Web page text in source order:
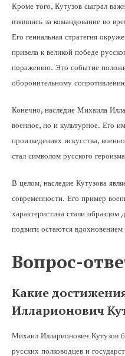
Кроме того, Кутузов сыграл
взявшись за командование во
Его гениальная стратегия
привела к великой победе
поражению. Это событие
оборонительному
Конечно, наследие Михаила
военное, но и культурное. Его
произведениях искусства,
стал символом русского
В целом, наследие Кутузова
современности. Его пример
характеристика стали образцом
подвиги остаются
Вопрос-
Какие
Илларионович
Михаил Илларионович Кутузов
русских полководцев и